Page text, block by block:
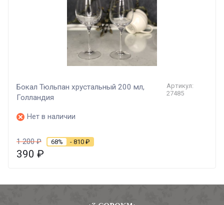
Бокал Тюльпан хрустальный 200 мл,
Голландия
Артикул:
27485
Нет в наличии
1 200₽ 68% - 810 ₽
390 ₽